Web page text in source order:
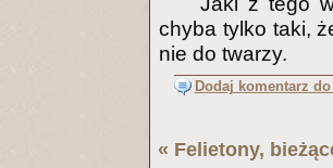
chyba tylko taki,
nie do twarzy.
Dodaj komentarz
« Felietony,